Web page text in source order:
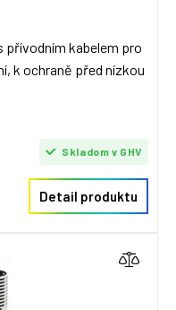
kabelem pro
k ochraně před nízkou
Skladom v GHV
Detail produktu